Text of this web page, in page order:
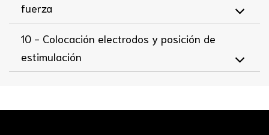
fuerza
10 - Colocación electrodos y posición de
estimulación